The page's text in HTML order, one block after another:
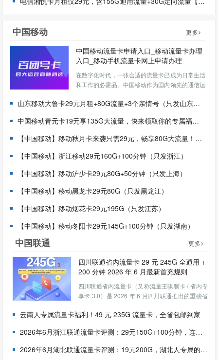
中国移动 更多
中国移动流量卡申请入口_移动流量卡办理
入口_移动手机流量卡网上申请办理
在数字化时代，一张合适的流量卡已成为日常生活
和工作的必需品。中国移动作为国内领先的通信运
道。本文将为您详细介绍中国移动流量卡的官方申
速、安全地办理心仪的流...
山东移动大鲁卡29元月租+80G流量+3个亲情号（只发山东、首充100元）
中国移动青元卡19元享135G大流量，快来领取你的专属福利吧！（申请可发全国）
【中国移动】移动秋月卡来袭只需29元，畅享80G大流量！【发全国北京地区也可申请】
【中国移动】浙江移动29元160G+100分钟（只发浙江）
【中国移动】移动沪少卡29元80G+50分钟（只发上海）
【中国移动】移动黑龙卡29元80G（只发黑龙江）
【中国移动】移动烟花卡29元195G（只发江苏）
【中国移动】移动冬阳卡29元145G+100分钟（只发湖南）
中国联通 更多
四川联通省内流量卡 29 元 245G 全通用 +
200 分钟 2026 年 6 月最新首充规则
四川联通省内流量卡（又称流量王骐骥卡 / 省内专
享卡 3.0）是 2026 年 6 月四川联通推出的重磅省
流量，无任何定向限制，还包含 200 分钟全国通
云南人专属流量卡福利！49 元 235G 流量卡，全省包邮到家
2026年6月浙江联通流量卡评测：29元150G+100分钟，连续24个月稳定低价
2026年6月湖北联通流量卡评测：19元200G，湖北人专属的半年流量神卡